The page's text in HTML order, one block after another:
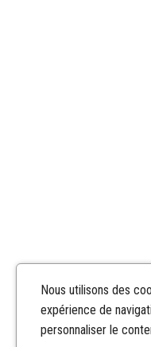
Nous utilisons des
expérience de
personnaliser le